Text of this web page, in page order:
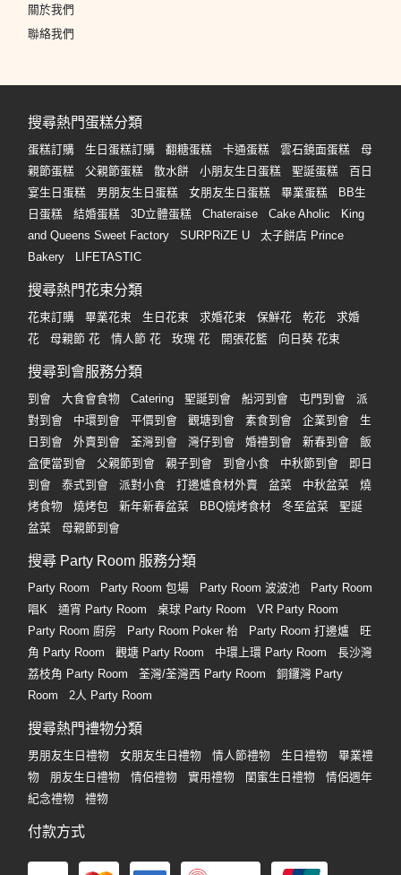
關於我們
聯絡我們
搜尋熱門蛋糕分類
蛋糕訂購 生日蛋糕訂購 翻糖蛋糕 卡通蛋糕 雲石鏡面蛋糕
母
親節蛋糕
父親節蛋糕 散水餅 小朋友生日蛋糕 聖誕蛋糕
百日
宴生日蛋糕
男朋友生日蛋糕 女朋友生日蛋糕 畢業蛋糕
BB生
日蛋糕
結婚蛋糕 3D立體蛋糕 Chateraise Cake Aholic
King
and Queens Sweet Factory
SURPRiZE U
太子餅店 Prince
Bakery
LIFETASTIC
搜尋熱門花束分類
花束訂購 畢業花束 生日花束 求婚花束 保鮮花 乾花
求婚
花
母親節 花 情人節 花 玫瑰 花 開張花籃 向日葵 花束
搜尋到會服務分類
到會 大食會食物 Catering 聖誕到會 船河到會 屯門到會
派
對到會
中環到會 平價到會 觀塘到會 素食到會 企業到會
生
日到會
外賣到會 荃灣到會 灣仔到會 婚禮到會 新春到會
飯
盒便當到會
父親節到會 親子到會 到會小食 中秋節到會
即日
到會
泰式到會 派對小食 打邊爐食材外賣 盆菜 中秋盆菜
燒
烤食物
燒烤包 新年新春盆菜 BBQ燒烤食材 冬至盆菜
聖誕
盆菜
母親節到會
搜尋 Party Room 服務分類
Party Room Party Room 包場 Party Room 波波池
Party Room
唱K
通宵 Party Room 桌球 Party Room
VR Party Room
Party Room 廚房
Party Room Poker 枱 Party Room 打邊爐
旺
角 Party Room
觀塘 Party Room 中環上環 Party Room
長沙灣
荔枝角 Party Room
荃灣/荃灣西 Party Room
銅鑼灣 Party
Room
2人 Party Room
搜尋熱門禮物分類
男朋友生日禮物 女朋友生日禮物 情人節禮物 生日禮物
畢業禮
物
朋友生日禮物 情侶禮物 實用禮物 閨蜜生日禮物
情侶週年
紀念禮物
禮物
付款方式